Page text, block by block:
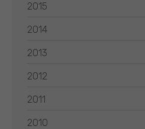
2015
2014
2013
2012
2011
2010